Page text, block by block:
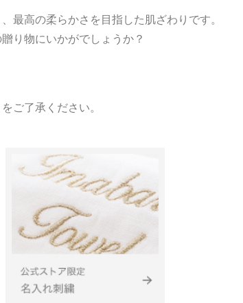
最高の柔らかさを目指した肌ざわりです。
り物にいかがでしょうか？
ご了承ください。